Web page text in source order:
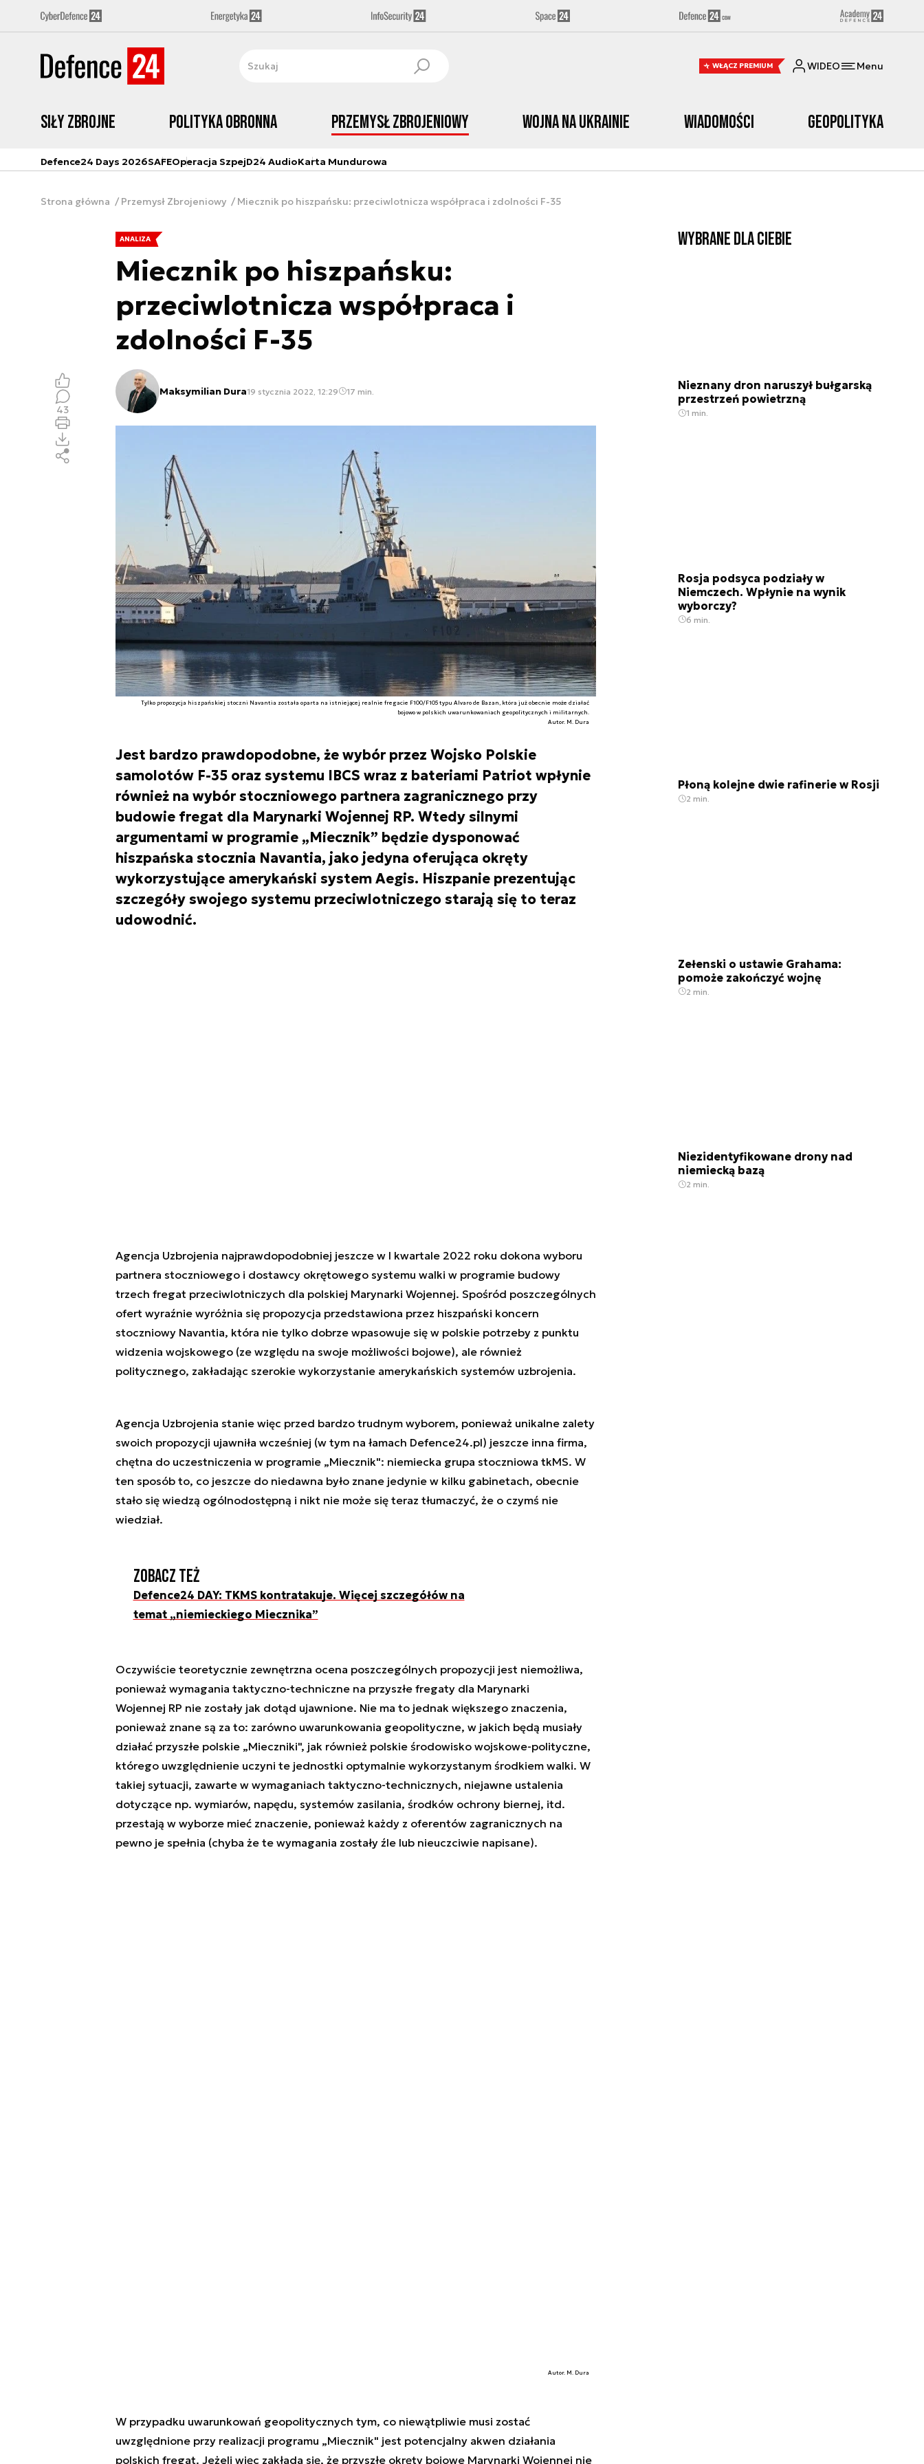
WŁĄCZ PREMIUM WIDEO Menu
Siły zbrojne Polityka obronna Przemysł Zbrojeniowy Wojna na Ukrainie Wiadomości Geopolityka
Defence24 Days 2026SAFEOperacja SzpejD24 AudioKarta Mundurowa
Strona główna Przemysł Zbrojeniowy Miecznik po hiszpańsku: przeciwlotnicza współpraca i zdolności F-35
ANALIZA
Miecznik po hiszpańsku:
przeciwlotnicza współpraca i
zdolności F-35
Maksymilian Dura19 stycznia 2022, 12:29 17 min.
Tylko propozycja hiszpańskiej stoczni Navantia została oparta na istniejącej realnie fregacie F100/F105 typu Alvaro de Bazan, która już obecnie może działać
bojowo w polskich uwarunkowaniach geopolitycznych i militarnych.
Autor. M. Dura
Jest bardzo prawdopodobne, że wybór przez Wojsko Polskie
samolotów F-35 oraz systemu IBCS wraz z bateriami Patriot wpłynie
również na wybór stoczniowego partnera zagranicznego przy
budowie fregat dla Marynarki Wojennej RP. Wtedy silnymi
argumentami w programie „Miecznik” będzie dysponować
hiszpańska stocznia Navantia, jako jedyna oferująca okręty
wykorzystujące amerykański system Aegis. Hiszpanie prezentując
szczegóły swojego systemu przeciwlotniczego starają się to teraz
udowodnić.
43
Agencja Uzbrojenia najprawdopodobniej jeszcze w I kwartale 2022 roku dokona wyboru
partnera stoczniowego i dostawcy okrętowego systemu walki w programie budowy
trzech fregat przeciwlotniczych dla polskiej Marynarki Wojennej. Spośród poszczególnych
ofert wyraźnie wyróżnia się propozycja przedstawiona przez hiszpański koncern
stoczniowy Navantia, która nie tylko dobrze wpasowuje się w polskie potrzeby z punktu
widzenia wojskowego (ze względu na swoje możliwości bojowe), ale również
politycznego, zakładając szerokie wykorzystanie amerykańskich systemów uzbrojenia.
Agencja Uzbrojenia stanie więc przed bardzo trudnym wyborem, ponieważ unikalne zalety
swoich propozycji ujawniła wcześniej (w tym na łamach Defence24.pl) jeszcze inna firma,
chętna do uczestniczenia w programie „Miecznik": niemiecka grupa stoczniowa tkMS. W
ten sposób to, co jeszcze do niedawna było znane jedynie w kilku gabinetach, obecnie
stało się wiedzą ogólnodostępną i nikt nie może się teraz tłumaczyć, że o czymś nie
wiedział.
Zobacz też
Defence24 DAY: TKMS kontratakuje. Więcej szczegółów na
temat „niemieckiego Miecznika”
Oczywiście teoretycznie zewnętrzna ocena poszczególnych propozycji jest niemożliwa,
ponieważ wymagania taktyczno-techniczne na przyszłe fregaty dla Marynarki
Wojennej RP nie zostały jak dotąd ujawnione. Nie ma to jednak większego znaczenia,
ponieważ znane są za to: zarówno uwarunkowania geopolityczne, w jakich będą musiały
działać przyszłe polskie „Mieczniki", jak również polskie środowisko wojskowe-polityczne,
którego uwzględnienie uczyni te jednostki optymalnie wykorzystanym środkiem walki. W
takiej sytuacji, zawarte w wymaganiach taktyczno-technicznych, niejawne ustalenia
dotyczące np. wymiarów, napędu, systemów zasilania, środków ochrony biernej, itd.
przestają w wyborze mieć znaczenie, ponieważ każdy z oferentów zagranicznych na
pewno je spełnia (chyba że te wymagania zostały źle lub nieuczciwie napisane).
Autor. M. Dura
W przypadku uwarunkowań geopolitycznych tym, co niewątpliwie musi zostać
uwzględnione przy realizacji programu „Miecznik" jest potencjalny akwen działania
polskich fregat. Jeżeli więc zakłada się, że przyszłe okręty bojowe Marynarki Wojennej nie
Wybrane dla Ciebie
Nieznany dron naruszył bułgarską
przestrzeń powietrzną
1 min.
Rosja podsyca podziały w
Niemczech. Wpłynie na wynik
wyborczy?
6 min.
Płoną kolejne dwie rafinerie w Rosji
2 min.
Zełenski o ustawie Grahama:
pomoże zakończyć wojnę
2 min.
Niezidentyfikowane drony nad
niemiecką bazą
2 min.